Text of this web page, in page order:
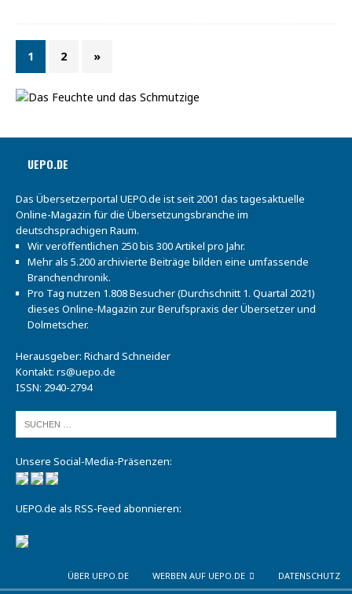
1 2 »
UEPO.DE
Das Übersetzerportal UEPO.de ist seit 2001 das tagesaktuelle
Online-Magazin für die Übersetzungsbranche im
deutschsprachigen Raum.
Wir veröffentlichen 250 bis 300 Artikel pro Jahr.
Mehr als 5.200 archivierte Beiträge bilden eine umfassende
Branchenchronik.
Pro Tag nutzen 1.808 Besucher (Durchschnitt 1. Quartal 2021)
dieses Online-Magazin zur Berufspraxis der Übersetzer und
Dolmetscher.
Herausgeber: Richard Schneider
Kontakt: rs@uepo.de
ISSN: 2940-2794
Unsere Social-Media-Präsenzen:
UEPO.de als RSS-Feed abonnieren:
ÜBER UEPO.DE WERBEN AUF UEPO.DE DATENSCHUTZ